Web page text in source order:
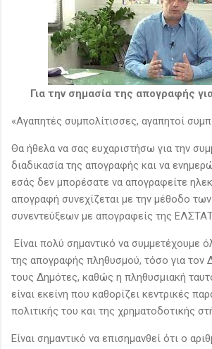
Για την σημασία της απογραφής
«Αγαπητές συμπολίτισσες, αγαπητοί
Θα ήθελα να σας ευχαριστήσω για την
διαδικασία της απογραφής και να
εσάς δεν μπορέσατε να απογραφείτε
απογραφή συνεχίζεται με την μέθοδο
συνεντεύξεων με απογραφείς της
Είναι πολύ σημαντικό να συμμετέχουμε
της απογραφής πληθυσμού, τόσο για τον
τους Δημότες, καθώς η πληθυσμιακή
είναι εκείνη που καθορίζει κεντρικές
πολιτικής του και της χρηματοδοτικής
Είναι σημαντικό να επισημανθεί ότι ο